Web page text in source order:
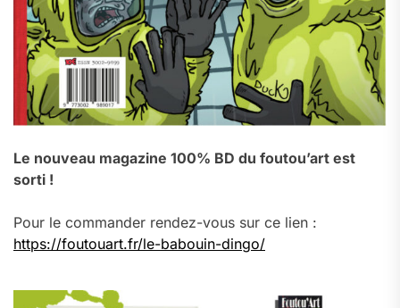
Le nouveau magazine 100% BD du foutou’art est
sorti !
Pour le commander rendez-vous sur ce lien :
https://foutouart.fr/le-babouin-dingo/